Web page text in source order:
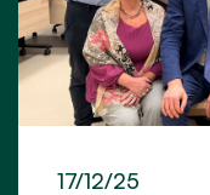
17/12/25